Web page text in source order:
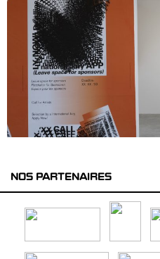
NOS PARTENAIRES